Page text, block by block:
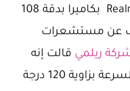
سيتم إطلاق هاتف Realme 9 4G بكاميرا بدقة 108
عن مستشعرات
ريلمي قالت إنه
سيكون هناك كاميرا فائقة السرعة بزاوية 120 درجة